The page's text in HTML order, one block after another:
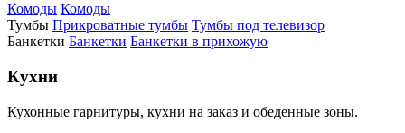
Комоды Комоды
Тумбы Прикроватные тумбы Тумбы под телевизор
Банкетки Банкетки Банкетки в прихожую
Кухни
Кухонные гарнитуры, кухни на заказ и обеденные зоны.